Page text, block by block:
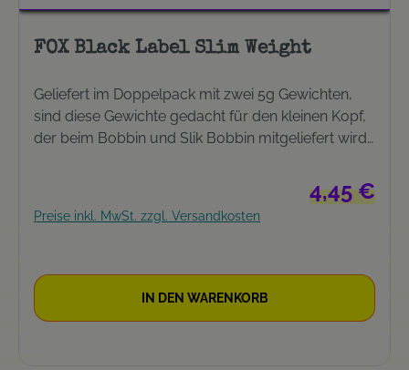
FOX Black Label Slim Weight
Geliefert im Doppelpack mit zwei 5g Gewichten,
sind diese Gewichte gedacht für den kleinen Kopf,
der beim Bobbin und Slik Bobbin mitgeliefert wird.
Anodisierung, wunderbar passend zur Black Label
Bankstickserie.CIS – Customised Indication
SystemEs gibt eine ganze Reihe verschiedener
und jede Session ganz individuell zusammen zu
stellen. Kaufen sie einfach einen Standard- oder
Regulärer
4,45 €
Preise inkl. MwSt. zzgl. Versandkosten
IN DEN WARENKORB